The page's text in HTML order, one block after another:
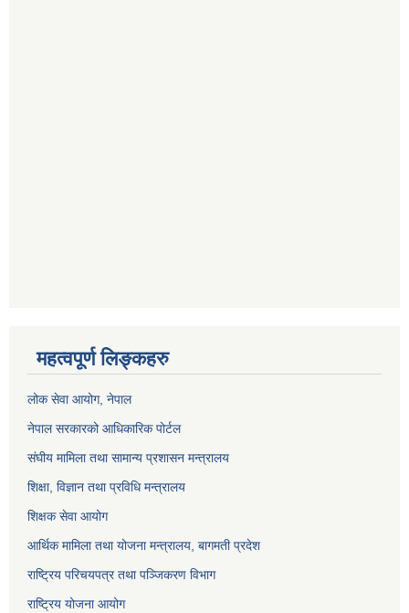
महत्वपूर्ण लिङ्कहरु
लोक सेवा आयोग, नेपाल
नेपाल सरकारको आधिकारिक पोर्टल
संघीय मामिला तथा सामान्य प्रशासन मन्त्रालय
शिक्षा, विज्ञान तथा प्रविधि मन्त्रालय
शिक्षक सेवा आयोग
आर्थिक मामिला तथा योजना मन्त्रालय, बागमती प्रदेश
राष्ट्रिय परिचयपत्र तथा पञ्जिकरण विभाग
राष्ट्रिय योजना आयोग